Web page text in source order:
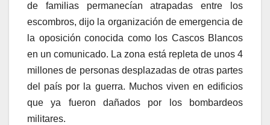
de familias permanecían atrapadas entre los
escombros, dijo la organización de emergencia de
la oposición conocida como los Cascos Blancos
en un comunicado. La zona está repleta de unos 4
millones de personas desplazadas de otras partes
del país por la guerra. Muchos viven en edificios
que ya fueron dañados por los bombardeos
militares.